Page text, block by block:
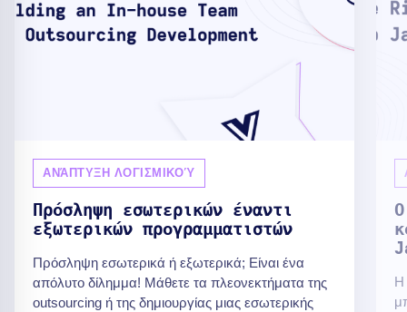
ΑΝΆΠΤΥΞΗ ΛΟΓΙΣΜΙΚΟΎ
Πρόσληψη εσωτερικών έναντι
εξωτερικών προγραμματιστών
Πρόσληψη εσωτερικά ή εξωτερικά; Είναι ένα
απόλυτο δίλημμα! Μάθετε τα πλεονεκτήματα της
outsourcing ή της δημιουργίας μιας εσωτερικής
Η